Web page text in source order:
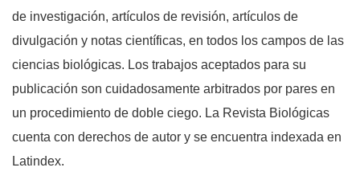
de investigación, artículos de revisión, artículos de
divulgación y notas científicas, en todos los campos de las
ciencias biológicas. Los trabajos aceptados para su
publicación son cuidadosamente arbitrados por pares en
un procedimiento de doble ciego. La Revista Biológicas
cuenta con derechos de autor y se encuentra indexada en
Latindex.